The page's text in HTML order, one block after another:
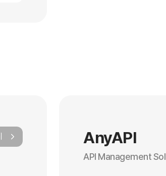
AnyAPI
API Management